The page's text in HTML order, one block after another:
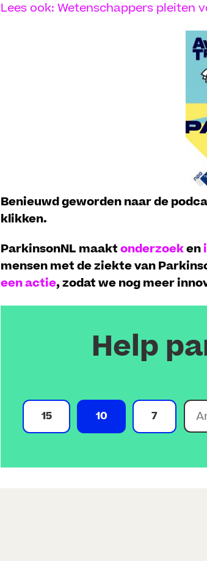
Lees ook: Wetenschappers pleiten
Benieuwd geworden naar de
klikken.
ParkinsonNL maaktonderzoeken
mensen met de ziekte van
een actie, zodat we nog meer
Help
15 10 7